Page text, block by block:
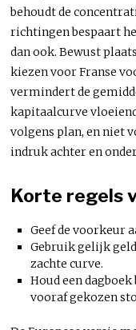
behoudt de
richtingen bespaart
dan ook. Bewust
kiezen voor Franse
vermindert de
kapitaalcurve
volgens plan, en niet
indruk achter en
Korte regels
Geef de voorkeur
Gebruik gelijk
zachte curve.
Houd een dagboek
vooraf gekozen